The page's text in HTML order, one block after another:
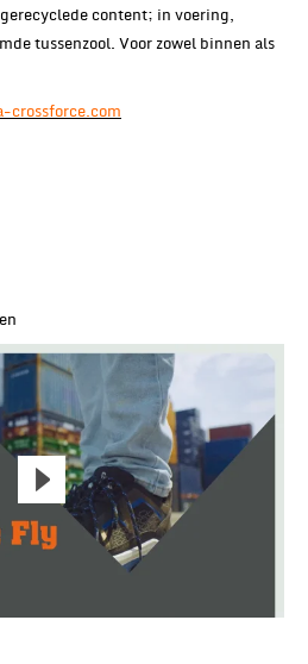
content; in voering,
tussenzool. Voor zowel binnen als
crossforce.com